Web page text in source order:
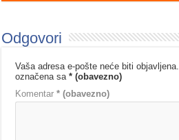
Odgovori
Vaša adresa e-pošte neće biti objavljena.
označena sa* (obavezno)
Komentar* (obavezno)